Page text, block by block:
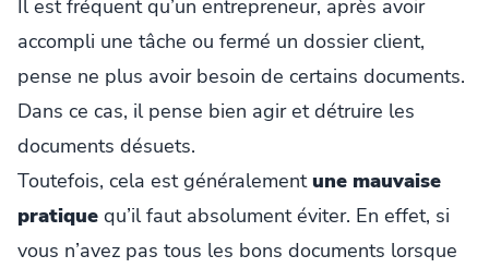
Il est fréquent qu’un entrepreneur, après avoir
accompli une tâche ou fermé un dossier client,
pense ne plus avoir besoin de certains documents.
Dans ce cas, il pense bien agir et détruire les
documents désuets.
Toutefois, cela est généralementune mauvaise
pratique qu’il faut absolument éviter. En effet, si
vous n’avez pas tous les bons documents lorsque